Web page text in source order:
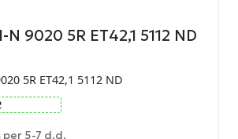
N 9020 5R ET42,1 5112 ND
5R ET42,1 5112 ND
per 5-7 d.d.